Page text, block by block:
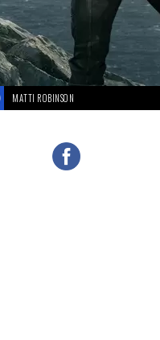
MATTI ROBINSON